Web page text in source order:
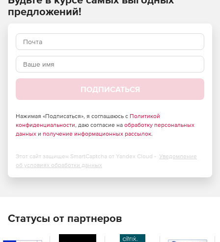
Security Suite
Возможность использования в организациях,
требующих повышенного уровня безопасности –
продукт полностью отвечает требованиям
сертификатами соответствия ФСТЭК России и ФСБ.
Большие возможности по установке и тонкой
настройке в зависимости от потребностей компании.
Высокая скорость сканирования при минимальной
нагрузке на операционную систему, что позволяет
Встроенный антиспам, не требующий обучения
(действует с момента установки), который
спискам, что позволяет как исключать из проверки
предложений!
ПОДПИСАТЬСЯ
Нажимая «Подписаться», я соглашаюсь с Политикой
конфиденциальности, даю согласие на обработку персональных
данных и получение информационных рассылок.
Этот сайт защищен SmartCaptcha от Yandex Cloud - Уведомление
об условиях обработки данных
Статусы от партнеров